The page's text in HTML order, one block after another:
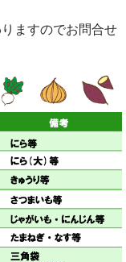
ますのでお問合せ